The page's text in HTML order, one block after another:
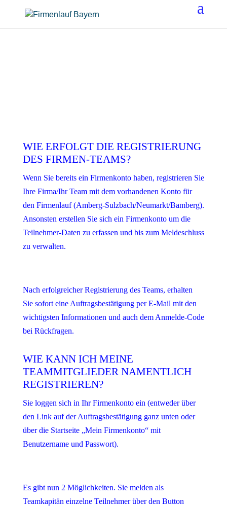
WIE ERFOLGT DIE REGISTRIERUNG
DES FIRMEN-TEAMS?
Wenn Sie bereits ein Firmenkonto haben, registrieren Sie
Ihre Firma/Ihr Team mit dem vorhandenen Konto für
den Firmenlauf (Amberg-Sulzbach/Neumarkt/Bamberg).
Ansonsten erstellen Sie sich ein Firmenkonto um die
Teilnehmer-Daten zu erfassen und bis zum Meldeschluss
zu verwalten.
Nach erfolgreicher Registrierung des Teams, erhalten
Sie sofort eine Auftragsbestätigung per E-Mail mit den
wichtigsten Informationen und auch dem Anmelde-Code
bei Rückfragen.
WIE KANN ICH MEINE
TEAMMITGLIEDER NAMENTLICH
REGISTRIEREN?
Sie loggen sich in Ihr Firmenkonto ein (entweder über
den Link auf der Auftragsbestätigung ganz unten oder
über die Startseite „Mein Firmenkonto“ mit
Benutzername und Passwort).
Es gibt nun 2 Möglichkeiten. Sie melden als
Teamkapitän einzelne Teilnehmer über den Button